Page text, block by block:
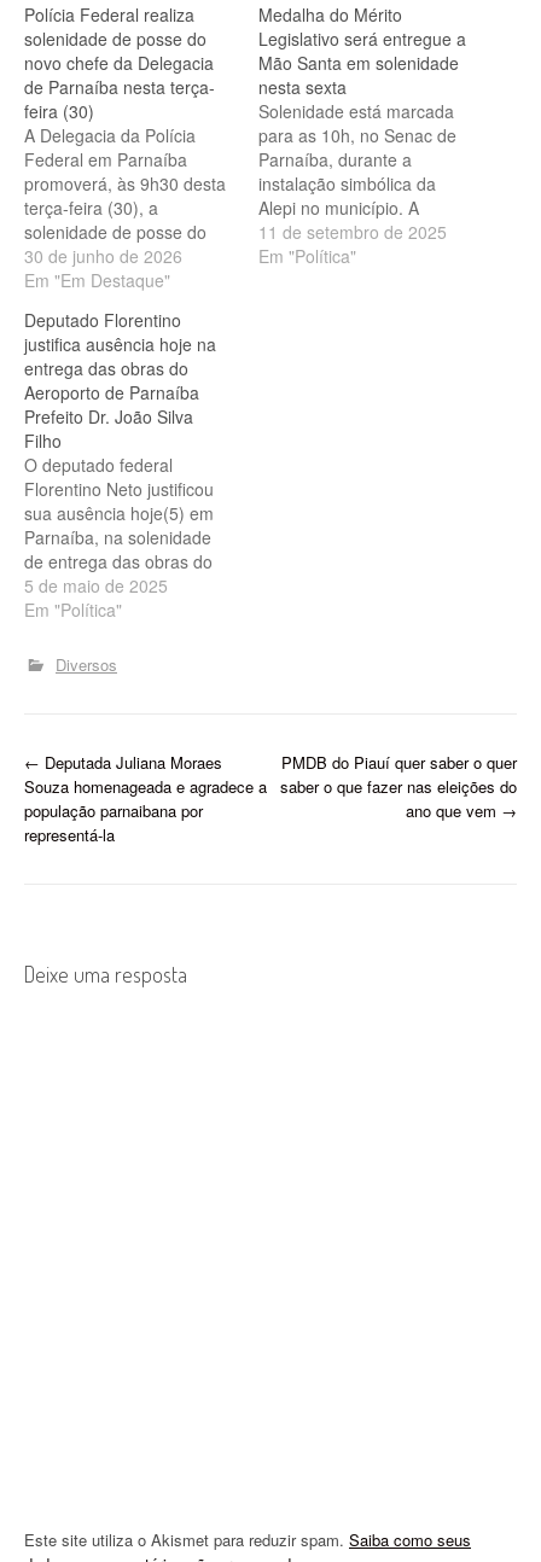
Polícia Federal realiza
solenidade de posse do
novo chefe da Delegacia
de Parnaíba nesta terça-
feira (30)
A Delegacia da Polícia
Federal em Parnaíba
promoverá, às 9h30 desta
terça-feira (30), a
solenidade de posse do
novo chefe da unidade, o
delegado Carlos Alberto
cerimônia marcará
oficialmente a
apresentação do delegado
à frente da Delegacia de
Polícia Federal em
Parnaíba, que atende a
região Norte…
30 de junho de 2026
Em "Em Destaque"
Medalha do Mérito
Legislativo será entregue a
Mão Santa em solenidade
nesta sexta
Solenidade está marcada
para as 10h, no Senac de
Parnaíba, durante a
instalação simbólica da
Alepi no município. A
Assembleia Legislativa do
Piauí (Alepi) entregará, na
11 de setembro de 2025
Em "Política"
Deputado Florentino
justifica ausência hoje na
entrega das obras do
Aeroporto de Parnaíba
Prefeito Dr. João Silva
Filho
O deputado federal
Florentino Neto justificou
sua ausência hoje(5) em
Parnaíba, na solenidade
de entrega das obras do
Aeroporto Dr. João Silva
Filho: "Em razão da
de urgência, para o Projeto
que Reorganiza o número
evitando que o…
5 de maio de 2025
Em "Política"
Diversos
P
o
a
← Deputada Juliana Moraes
Souza homenageada e agradece a
população parnaibana por
representá-la
PMDB do Piauí quer saber o quer
saber o que fazer nas eleições do
ano que vem →
Deixe uma resposta
Este site utiliza o Akismet para reduzir spam. Saiba como seus